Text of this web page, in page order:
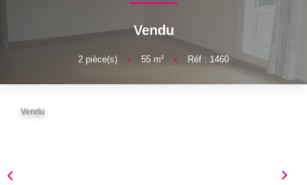
NOTRE AGENCE
Vendu
2 pièce(s) • 55 m² • Réf : 1460
Vendu